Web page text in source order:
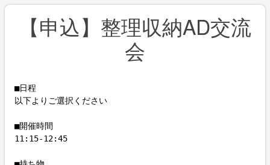
【申込】整理収納AD交流
会
■日程
以下よりご選択ください
■開催時間
11:15-12:45